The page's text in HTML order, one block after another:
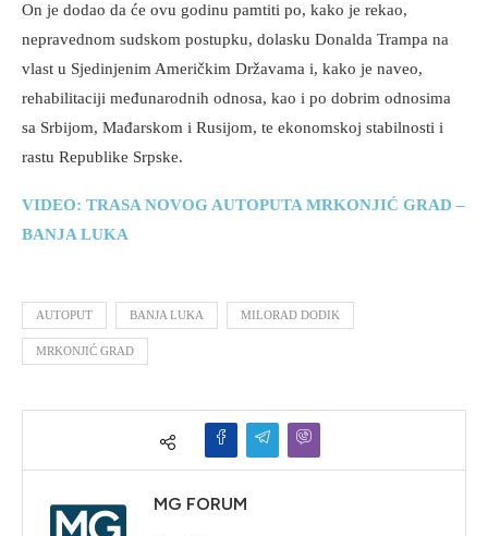
On je dodao da će ovu godinu pamtiti po, kako je rekao,
nepravednom sudskom postupku, dolasku Donalda Trampa na
vlast u Sjedinjenim Američkim Državama i, kako je naveo,
rehabilitaciji međunarodnih odnosa, kao i po dobrim odnosima
sa Srbijom, Mađarskom i Rusijom, te ekonomskoj stabilnosti i
rastu Republike Srpske.
VIDEO: TRASA NOVOG AUTOPUTA MRKONJIĆ GRAD –
BANJA LUKA
AUTOPUT BANJA LUKA MILORAD DODIK
MRKONJIĆ GRAD
MG FORUM